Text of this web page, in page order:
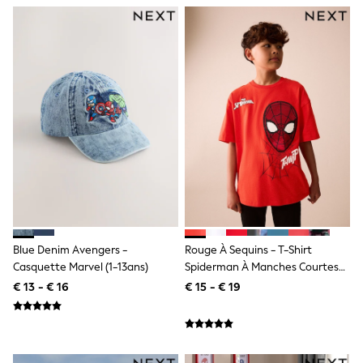
Toy Story
T-Shirts
Shorts
Shirts
Kurtas
Sets & Outfits
Trousers & Chinos
Joggers
Nightwear & Pyjamas
Swimwear
Suits & Waistcoats
Tops & T-Shirts
Blue Denim Avengers -
Casquette Marvel (1-13ans)
€ 13 - € 16
Rouge À Sequins - T-Shirt
Spiderman À Manches Courtes
(3-16ans)
€ 15 - € 19